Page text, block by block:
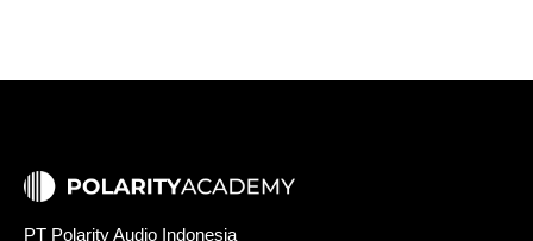
PT Polarity Audio Indonesia